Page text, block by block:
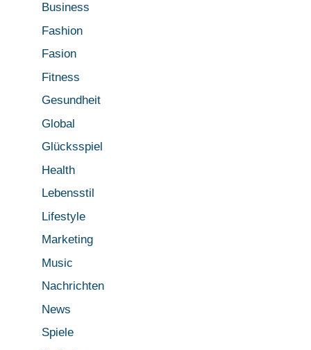
Business
Fashion
Fasion
Fitness
Gesundheit
Global
Glücksspiel
Health
Lebensstil
Lifestyle
Marketing
Music
Nachrichten
News
Spiele